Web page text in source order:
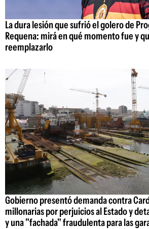
La dura lesión que sufrió el golero de
Requena: mirá en qué momento fue y
reemplazarlo
Gobierno presentó demanda contra
millonarias por perjuicios al Estado y
y una "fachada" fraudulenta para las